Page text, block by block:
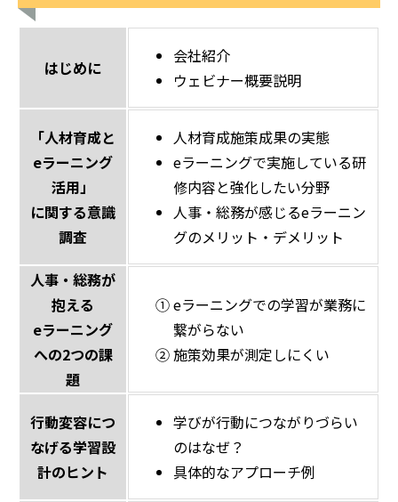
はじめに
会社紹介
ウェビナー概要説明
「人材育成と
eラーニング
活用」
に関する意識
調査
人材育成施策成果の実態
eラーニングで実施している研
修内容と強化したい分野
人事・総務が感じるeラーニン
グのメリット・デメリット
人事・総務が
抱える
eラーニング
への2つの課
題
① eラーニングでの学習が業務に
繋がらない
② 施策効果が測定しにくい
行動変容につ
なげる学習設
計のヒント
学びが行動につながりづらい
のはなぜ？
具体的なアプローチ例​